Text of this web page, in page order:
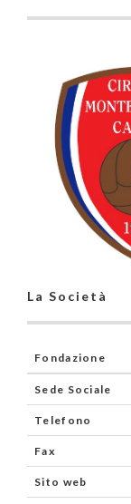
La Società
Fondazione
Sede Sociale
Telefono
Fax
Sito web